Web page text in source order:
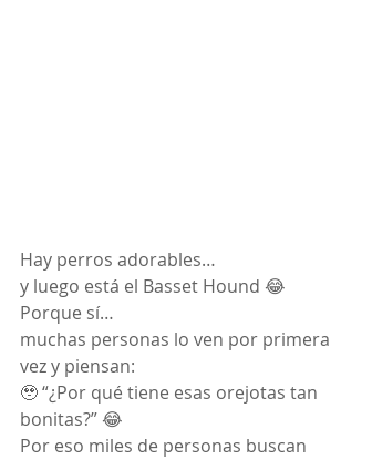
Hay perros adorables…
y luego está el Basset Hound 😂
Porque sí…
muchas personas lo ven por primera
vez y piensan:
🥹 “¿Por qué tiene esas orejotas tan
bonitas?” 😂
Por eso miles de personas buscan